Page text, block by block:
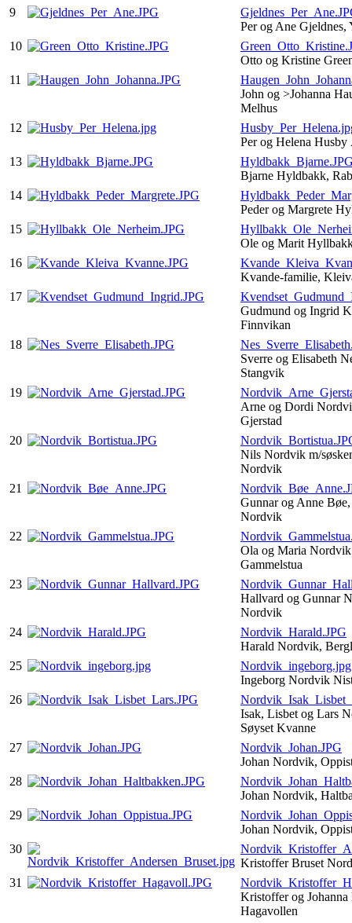
9
Per og Ane
10
Otto og Kristine
11
John og >Johanna
Melhus
12
Per og Helena
13
Bjarne Hyldbakk,
14
Peder og Margrete
15
Ole og Marit
16
Kvande-familie,
17
Gudmund og Ingrid
Finnvikan
18
Sverre og Elisabeth
Stangvik
19
Arne og Dordi
Gjerstad
20
Nils Nordvik m/
Nordvik
21
Gunnar og Anne
Nordvik
22
Ola og Maria
Gammelstua
23
Hallvard og Gunnar
Nordvik
24
Nordvik_Harald.JPG
Harald Nordvik,
25
Nordvik_ingeborg.jpg
Ingeborg Nordvik
26
Isak, Lisbet og Lars
Søyset Kvanne
27
Nordvik_Johan.JPG
Johan Nordvik,
28
Johan Nordvik,
29
Johan Nordvik,
30
Kristoffer Bruset
31
Kristoffer og
Hagavollen